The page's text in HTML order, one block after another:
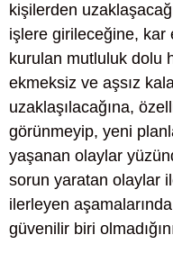
kişilerden
işlere girileceğine, kar
kurulan mutluluk dolu
ekmeksiz ve aşsız
uzaklaşılacağına,
görünmeyip, yeni
yaşanan olaylar
sorun yaratan olaylar
ilerleyen
güvenilir biri